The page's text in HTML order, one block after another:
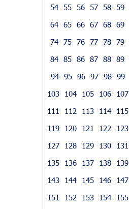
54
55 56 57 58 59
64 65 66 67 68 69
74 75 76 77 78 79
84 85 86 87 88 89
94 95 96 97 98 99
103
104 105 106 107
111
112 113 114 115
119
120 121 122 123
127
128 129 130 131
135
136 137 138 139
143
144 145 146 147
151
152 153 154 155